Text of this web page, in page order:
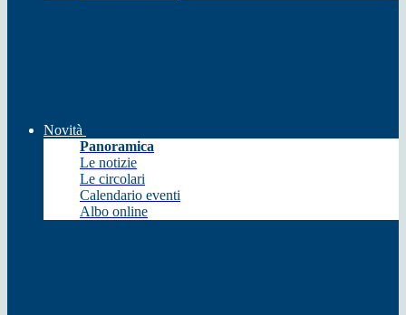
Novità
Panoramica
Le notizie
Le circolari
Calendario eventi
Albo online